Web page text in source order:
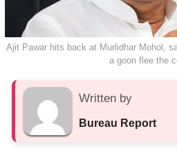
Ajit Pawar hits back at Murlidhar Mohol,
a goon flee the
Written by
Bureau Report